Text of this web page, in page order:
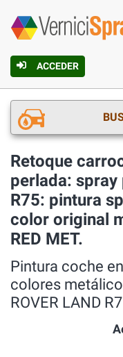
ACCEDER
Retoque
perlada: spray
R75: pintura
color original
RED MET.
Pintura coche
colores
ROVER LAND